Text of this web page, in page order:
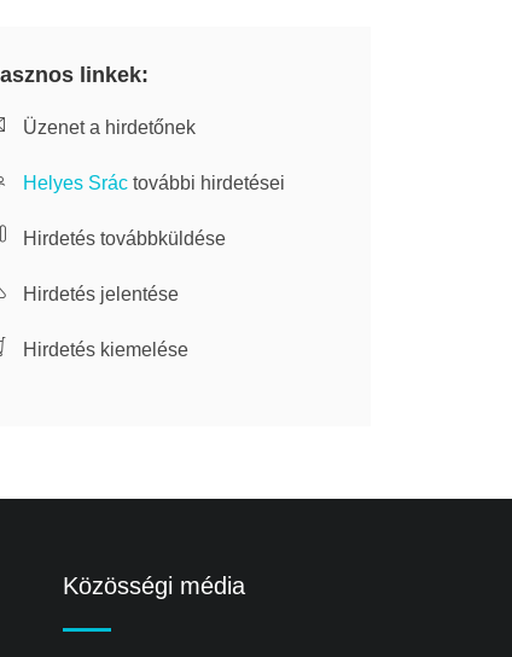
linkek:
Üzenet a hirdetőnek
Helyes Srác további hirdetései
Hirdetés továbbküldése
Hirdetés jelentése
Hirdetés kiemelése
Közösségi média